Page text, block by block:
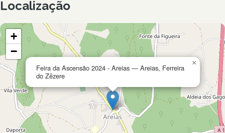
Localização
Feira da Ascensão 2024 - Areias — Areias, Ferreira
do Zêzere
×
+
−